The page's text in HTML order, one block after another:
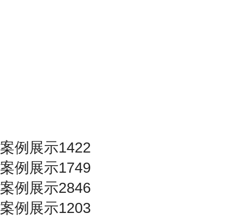
案例展示1422
案例展示1749
案例展示2846
案例展示1203